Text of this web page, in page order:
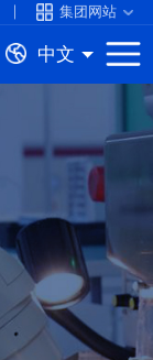
集团网站
中文